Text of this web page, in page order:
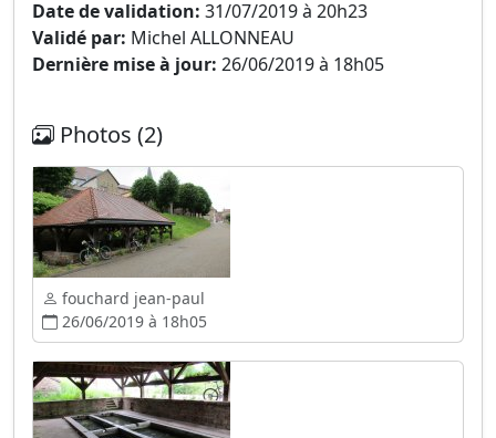
Date de validation: 31/07/2019 à 20h23
Validé par: Michel ALLONNEAU
Dernière mise à jour: 26/06/2019 à 18h05
Photos (2)
fouchard jean-paul
26/06/2019 à 18h05